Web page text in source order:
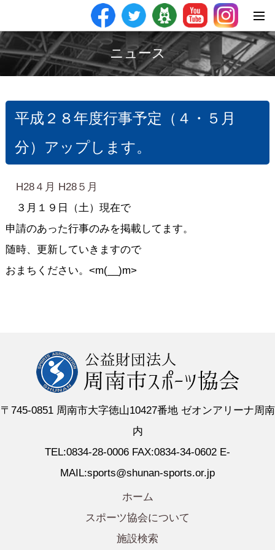
ニュース
平成２８年度行事予定（４・５月
分）アップします。
H28４月 H28５月
３月１９日（土）現在で
申請のあった行事のみを掲載してます。
随時、更新していきますので
おまちください。<m(__)m>
〒745-0851 周南市大字徳山10427番地 ゼオンアリーナ周南
内
TEL:0834-28-0006 FAX:0834-34-0602 E-
MAIL:sports@shunan-sports.or.jp
ホーム
スポーツ協会について
施設検索